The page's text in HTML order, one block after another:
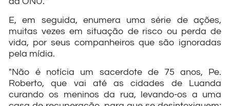
E, em seguida, enumera uma série de ações,
muitas vezes em situação de risco ou perda de
vida, por seus companheiros que são ignoradas
pela mídia.
"Não é notícia um sacerdote de 75 anos, Pe.
Roberto, que vai até as cidades de Luanda
curando os meninos da rua, levando-os a uma